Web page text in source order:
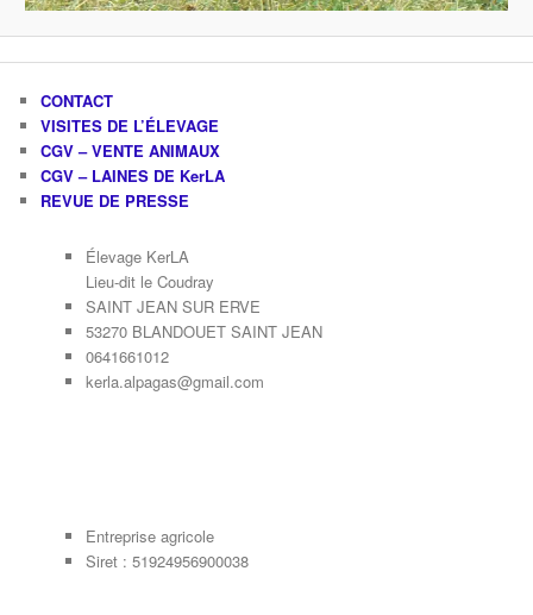
CONTACT
VISITES DE L’ÉLEVAGE
CGV – VENTE ANIMAUX
CGV – LAINES DE KerLA
REVUE DE PRESSE
Élevage KerLA
Lieu-dit le Coudray
SAINT JEAN SUR ERVE
53270 BLANDOUET SAINT JEAN
0641661012
kerla.alpagas@gmail.com
Entreprise agricole
Siret : 51924956900038